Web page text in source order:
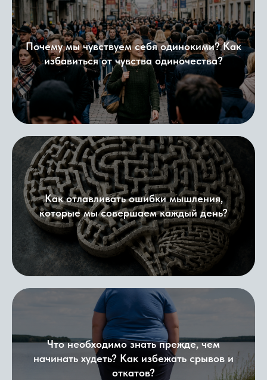
Почему мы чувствуем себя одинокими? Как
избавиться от чувства одиночества?
Как отлавливать ошибки мышления,
которые мы совершаем каждый день?
Что необходимо знать прежде, чем
начинать худеть? Как избежать срывов и
откатов?